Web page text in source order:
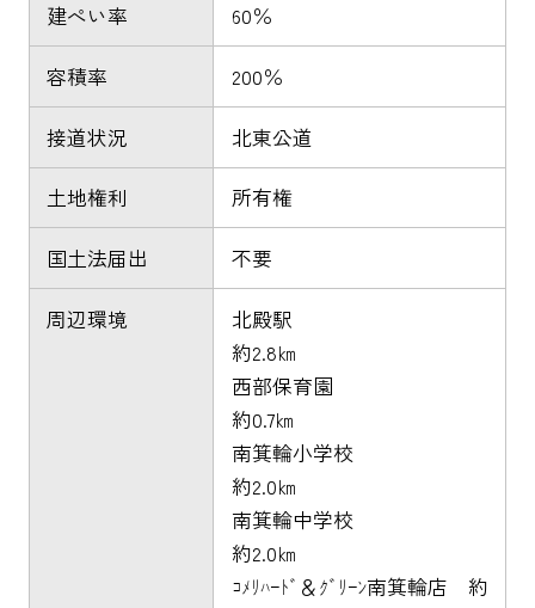
建ぺい率 60％
容積率 200％
接道状況 北東公道
土地権利 所有権
国土法届出 不要
周辺環境
北殿駅
約2.8㎞
西部保育園
約0.7㎞
南箕輪小学校
約2.0㎞
南箕輪中学校
約2.0㎞
ｺﾒﾘﾊｰﾄﾞ＆ｸﾞﾘｰﾝ南箕輪店 約